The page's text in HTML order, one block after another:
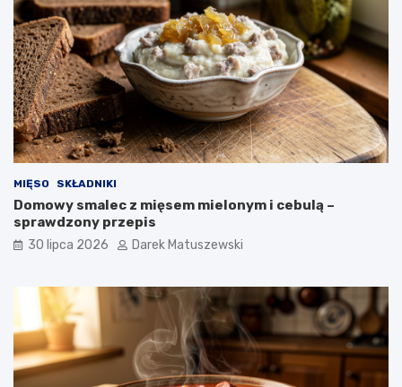
MIĘSO SKŁADNIKI
Domowy smalec z mięsem mielonym i cebulą –
sprawdzony przepis
30 lipca 2026 Darek Matuszewski